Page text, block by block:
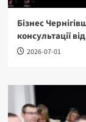
Бізнес
консультації
2026-07-01